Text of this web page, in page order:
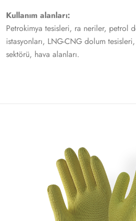
Kullanım alanları:
Petrokimya tesisleri, ra neriler, petrol
istasyonları, LNG-CNG dolum
sektörü, hava alanları.